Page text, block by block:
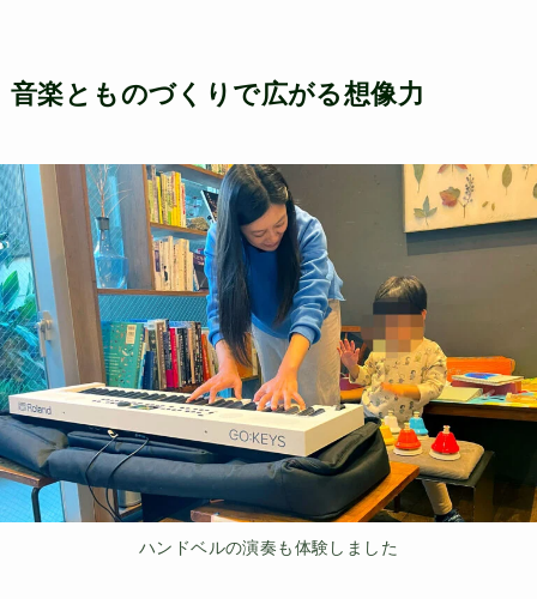
音楽とものづくりで広がる想像力
ハンドベルの演奏も体験しました